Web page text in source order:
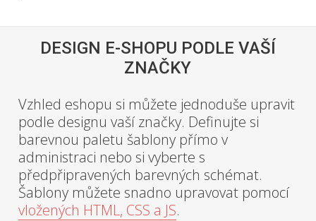
DESIGN E-SHOPU PODLE VAŠÍ
ZNAČKY
Vzhled eshopu si můžete jednoduše upravit
podle designu vaší značky. Definujte si
barevnou paletu šablony přímo v
administraci nebo si vyberte s
předpřipravených barevných schémat.
Šablony můžete snadno upravovat pomocí
vložených HTML, CSS a JS.